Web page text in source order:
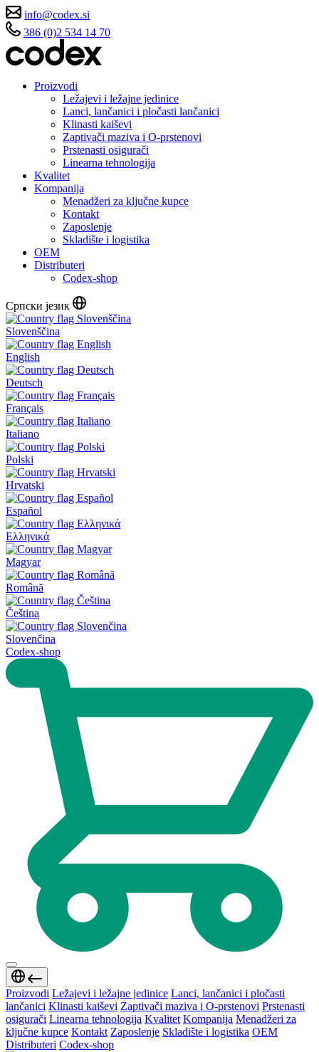
info@codex.si
386 (0)2 534 14 70
Proizvodi
Ležajevi i ležajne jedinice
Lanci, lančanici i pločasti lančanici
Klinasti kaiševi
Zaptivači maziva i O-prstenovi
Prstenasti osigurači
Linearna tehnologija
Kvalitet
Kompanija
Menadžeri za ključne kupce
Kontakt
Zaposlenje
Skladište i logistika
OEM
Distributeri
Codex-shop
Српски језик
Slovenščina
English
Deutsch
Français
Italiano
Polski
Hrvatski
Español
Ελληνικά
Magyar
Română
Čeština
Slovenčina
Codex-shop
Proizvodi Ležajevi i ležajne jedinice Lanci, lančanici i pločasti
lančanici Klinasti kaiševi Zaptivači maziva i O-prstenovi Prstenasti
osigurači Linearna tehnologija Kvalitet Kompanija Menadžeri za
ključne kupce Kontakt Zaposlenje Skladište i logistika OEM
Distributeri Codex-shop